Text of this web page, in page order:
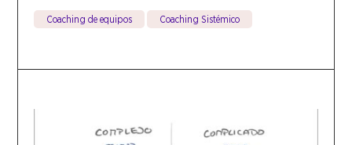
Coaching de equipos Coaching Sistémico